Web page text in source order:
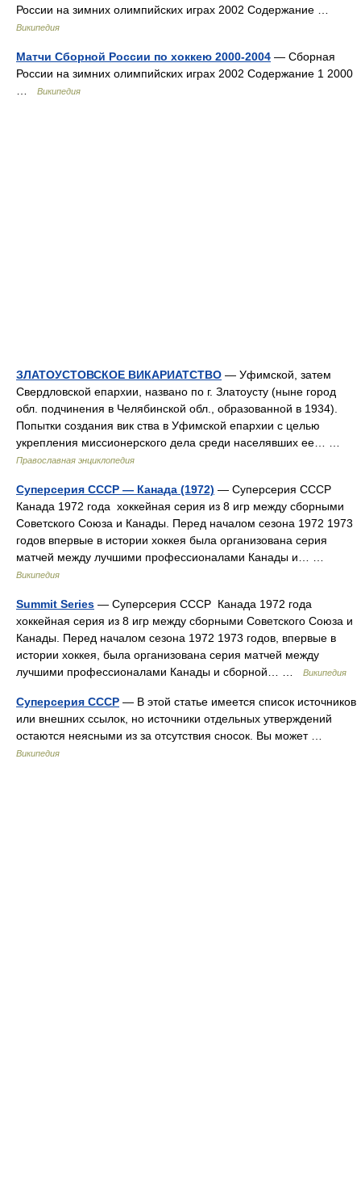
России на зимних олимпийских играх 2002 Содержание …
Википедия
Матчи Сборной России по хоккею 2000-2004 — Сборная
России на зимних олимпийских играх 2002 Содержание 1 2000
Википедия
ЗЛАТОУСТОВСКОЕ ВИКАРИАТСТВО — Уфимской, затем
Свердловской епархии, названо по г. Златоусту (ныне город
обл. подчинения в Челябинской обл., образованной в 1934).
Попытки создания вик ства в Уфимской епархии с целью
укрепления миссионерского дела среди населявших ее… …
Православная энциклопедия
Суперсерия СССР — Канада (1972) — Суперсерия СССР
Канада 1972 года хоккейная серия из 8 игр между сборными
Советского Союза и Канады. Перед началом сезона 1972 1973
годов впервые в истории хоккея была организована серия
матчей между лучшими профессионалами Канады и… …
Википедия
Summit Series — Суперсерия СССР Канада 1972 года
хоккейная серия из 8 игр между сборными Советского Союза и
Канады. Перед началом сезона 1972 1973 годов, впервые в
истории хоккея, была организована серия матчей между
лучшими профессионалами Канады и сборной… …
Википедия
Суперсерия СССР — В этой статье имеется список источников
или внешних ссылок, но источники отдельных утверждений
остаются неясными из за отсутствия сносок. Вы может …
Википедия